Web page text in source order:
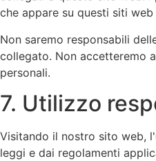
che appare su questi siti
Non saremo responsabili
collegato. Non accetteremo
personali.
7. Utilizzo
Visitando il nostro sito web,
leggi e dai regolamenti